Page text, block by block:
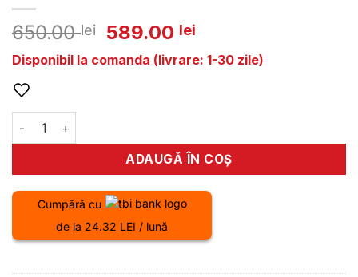
650.00lei
Prețul
inițial
a
589.00 lei
curent
este:
Disponibil la comanda (livrare: 1-30 zile)
Cantitate Casca Leatt MTB All Mountain 2.0 L lava
ADAUGĂ ÎN COȘ
Cumpără cu
de la 24.32 LEI / lună